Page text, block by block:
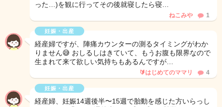
った…)を観に行ってその後就寝したら寝…
ねこみや 1
妊娠・出産
経産婦ですが、陣痛カウンターの測るタイミングがわか
りません😅 おしるしはきていて、もうお腹も限界なので
生まれて来て欲しい気持ちもあるんですが…
🔰はじめてのママリ 4
妊娠・出産
経産婦、妊娠14週後半〜15週で胎動を感じた方いらっし